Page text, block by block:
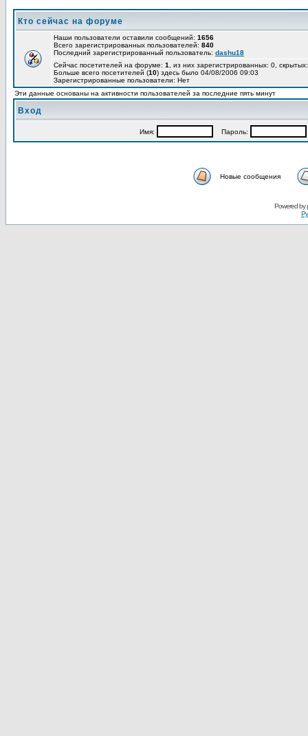
Кто сейчас на форуме
Наши пользователи оставили сообщений: 1656
Всего зарегистрированных пользователей: 840
Последний зарегистрированный пользователь: dashu18
Сейчас посетителей на форуме: 1
, из них зарегистрированных: 0,
Больше всего посетителей (10) здесь было 04/08/2006 09:03
Зарегистрированные пользователи: Нет
Эти данные основаны на активности пользователей за последние пять минут
Вход
Имя: Пароль:
Новые сообщения
Powered by